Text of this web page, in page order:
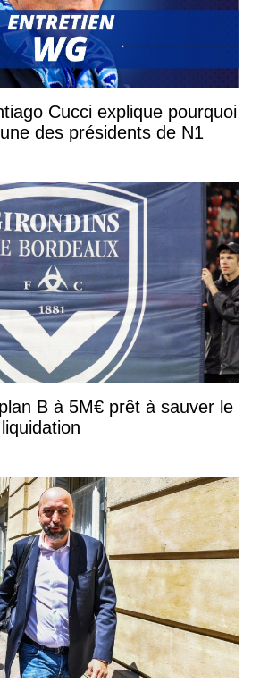
Cucci explique pourquoi
des présidents de N1
B à 5M€ prêt à sauver le